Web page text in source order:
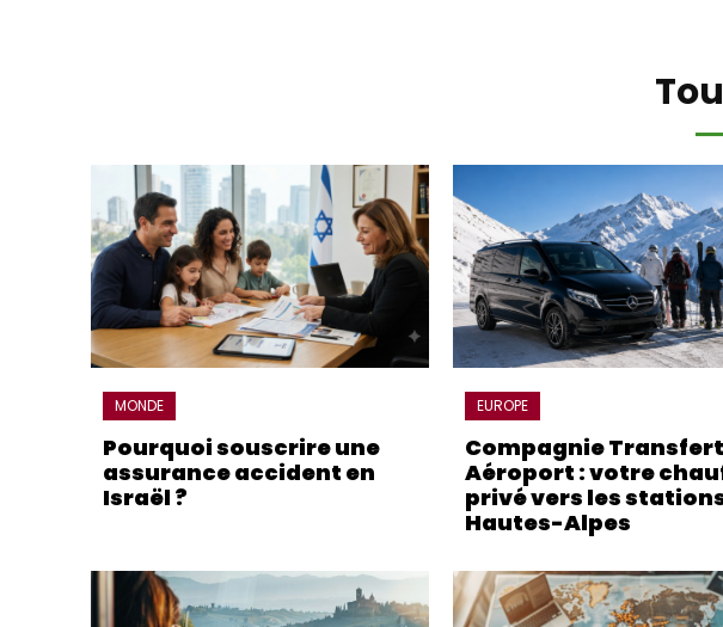
MONDE
Pourquoi souscrire une
assurance accident en
Israël ?
EUROPE
Compagnie Transfert
Aéroport : votre
privé vers les
Hautes-Alpes